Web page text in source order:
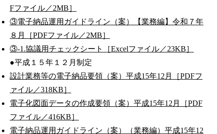
Fファイル／2MB］
③電子納品運用ガイドライン（案）【業務編】令和７年
８月［PDFファイル／2MB］
③-1.協議用チェックシート［Excelファイル／23KB］
●平成１５年１２月制定
設計業務等の電子納品要領（案）平成15年12月［PDFフ
ァイル／318KB］
電子化図面データの作成要領（案）平成15年12月［PDF
ファイル／416KB］
電子納品運用ガイドライン（案）（業務編）平成15年12